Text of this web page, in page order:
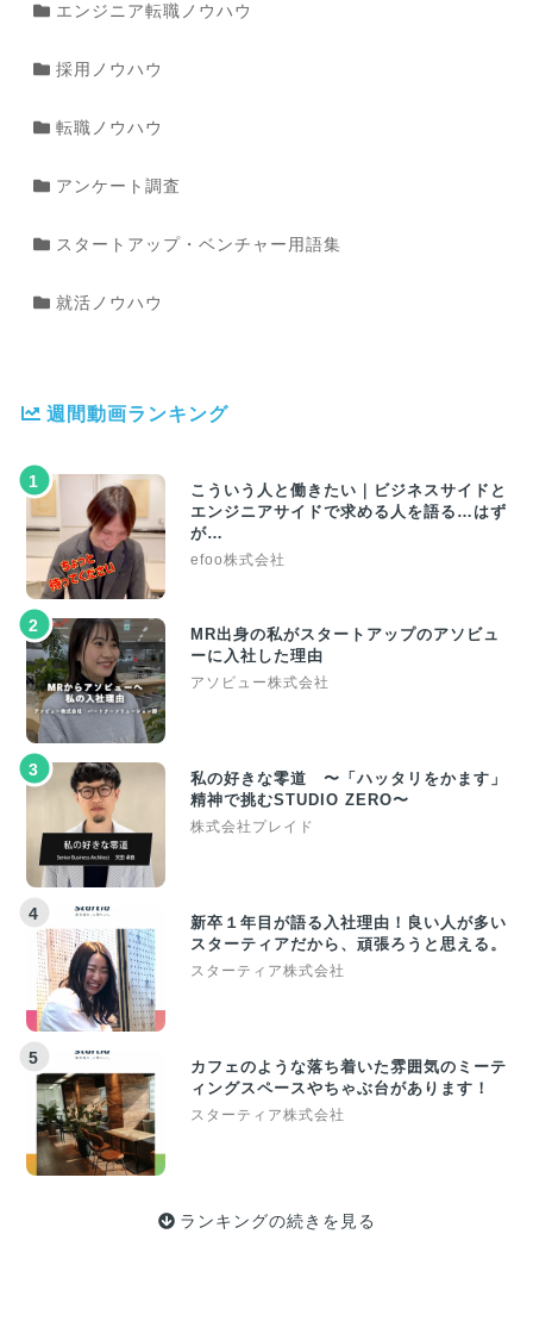
エンジニア転職ノウハウ
採用ノウハウ
転職ノウハウ
アンケート調査
スタートアップ・ベンチャー用語集
就活ノウハウ
週間動画ランキング
1
こういう人と働きたい｜ビジネスサイドと
エンジニアサイドで求める人を語る…はず
が…
efoo株式会社
2
MR出身の私がスタートアップのアソビュ
ーに入社した理由
アソビュー株式会社
3
私の好きな零道 〜「ハッタリをかます」
精神で挑むSTUDIO ZERO〜
株式会社プレイド
4
新卒１年目が語る入社理由！良い人が多い
スターティアだから、頑張ろうと思える。
スターティア株式会社
5
カフェのような落ち着いた雰囲気のミーテ
ィングスペースやちゃぶ台があります！
スターティア株式会社
ランキングの続きを見る